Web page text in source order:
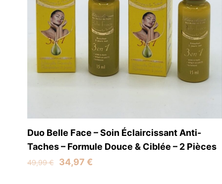
Duo Belle Face – Soin Éclaircissant Anti-
Taches – Formule Douce & Ciblée – 2 Pièces
49,99€
Original
34,97 €Current
Enags Beauty
39 Rue Simart
75018 Paris
France
Accueil
Boutique
À Propos
Contact